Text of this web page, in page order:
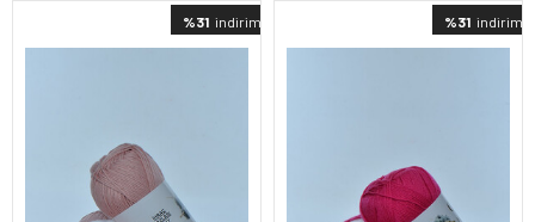
%31 indirimli %31 indirimli